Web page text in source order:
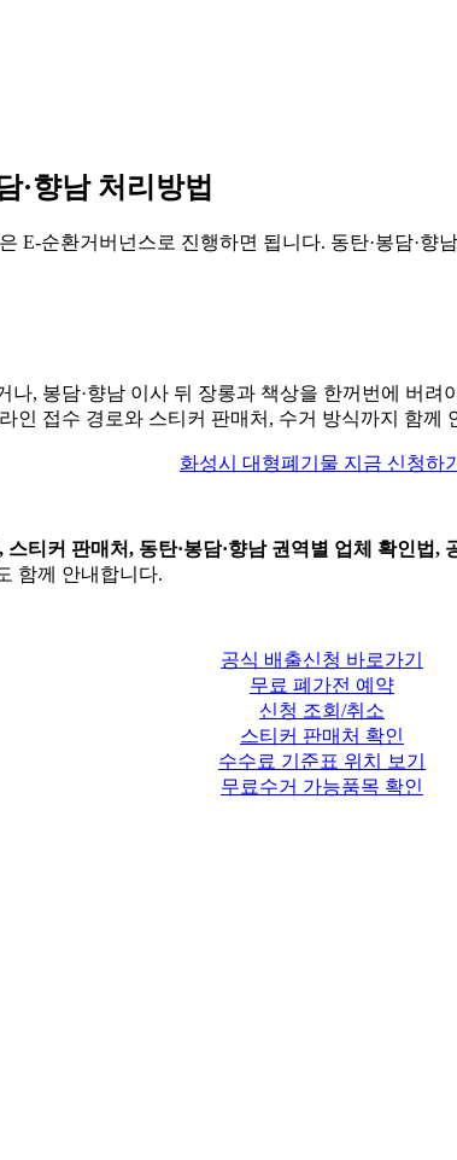
·향남 처리방법
E-순환거버넌스로 진행하면 됩니다. 동탄·봉담·향
, 봉담·향남 이사 뒤 장롱과 책상을 한꺼번에 버
인 접수 경로와 스티커 판매처, 수거 방식까지 함
화성시 대형폐기물 지금 신청하기
티커 판매처, 동탄·봉담·향남 권역별 업체 확인법,
함께 안내합니다.
공식 배출신청 바로가기
무료 폐가전 예약
신청 조회/취소
스티커 판매처 확인
수수료 기준표 위치 보기
무료수거 가능품목 확인